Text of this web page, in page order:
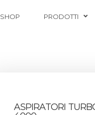
SHOP PRODOTTI
ASPIRATORI